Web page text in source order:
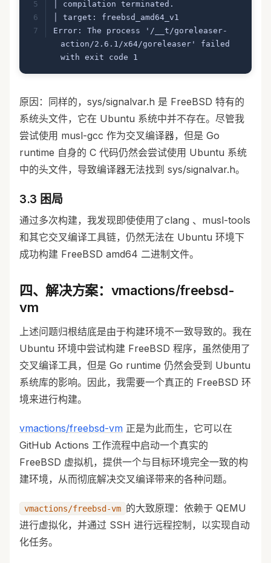
│ compilation terminated.
│ target: freebsd_amd64_v1
Error: The process '/__t/goreleaser-
action/2.6.1/x64/goreleaser' failed
with exit code 1
原因：同样的，sys/signalvar.h 是 FreeBSD 特有的
系统头文件，它在 Ubuntu 系统中并不存在。尽管我
尝试使用 musl-gcc 作为交叉编译器，但是 Go
runtime 自身的 C 代码仍然会尝试使用 Ubuntu 系统
中的头文件，导致编译器无法找到 sys/signalvar.h。
3.3 困局
通过多次构建，我发现即使使用了clang 、musl-tools
和其它交叉编译工具链，仍然无法在 Ubuntu 环境下
成功构建 FreeBSD amd64 二进制文件。
四、解决方案：vmactions/freebsd-
vm
上述问题归根结底是由于构建环境不一致导致的。我在
Ubuntu 环境中尝试构建 FreeBSD 程序，虽然使用了
交叉编译工具，但是 Go runtime 仍然会受到 Ubuntu
系统库的影响。因此，我需要一个真正的 FreeBSD 环
境来进行构建。
vmactions/freebsd-vm 正是为此而生，它可以在
GitHub Actions 工作流程中启动一个真实的
FreeBSD 虚拟机，提供一个与目标环境完全一致的构
建环境，从而彻底解决交叉编译带来的各种问题。
vmactions/freebsd-vm 的大致原理：依赖于 QEMU
进行虚拟化，并通过 SSH 进行远程控制，以实现自动
化任务。